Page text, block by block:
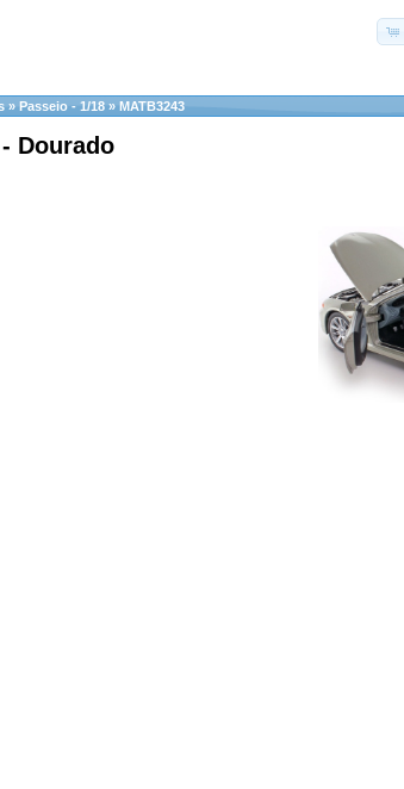
» Passeio - 1/18 » MATB3243
Dourado